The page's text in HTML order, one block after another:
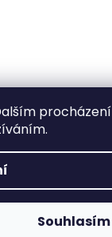
Souhlasím